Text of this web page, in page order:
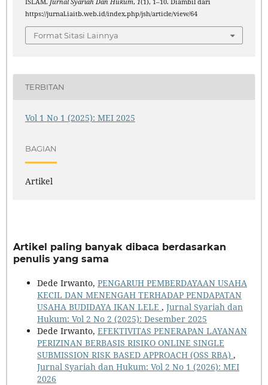
ISLAM. Jurnal Syariah Dan Hukum, 1(1), 1–10. Diambil dari
https://jurnal.iaitb.web.id/index.php/jsh/article/view/64
Format Sitasi Lainnya
TERBITAN
Vol 1 No 1 (2025): MEI 2025
BAGIAN
Artikel
Artikel paling banyak dibaca berdasarkan
penulis yang sama
Dede Irwanto, PENGARUH PEMBERDAYAAN USAHA
KECIL DAN MENENGAH TERHADAP PENDAPATAN
USAHA BUDIDAYA IKAN LELE , Jurnal Syariah dan
Hukum: Vol 2 No 2 (2025): Desember 2025
Dede Irwanto, EFEKTIVITAS PENERAPAN LAYANAN
PERIZINAN BERBASIS RISIKO ONLINE SINGLE
SUBMISSION RISK BASED APPROACH (OSS RBA) ,
Jurnal Syariah dan Hukum: Vol 2 No 1 (2026): MEI
2026